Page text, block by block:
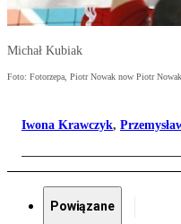
Michał Kubiak
Foto: Fotorzepa, Piotr Nowak now Piotr Nowak
Iwona Krawczyk,
Powiązane